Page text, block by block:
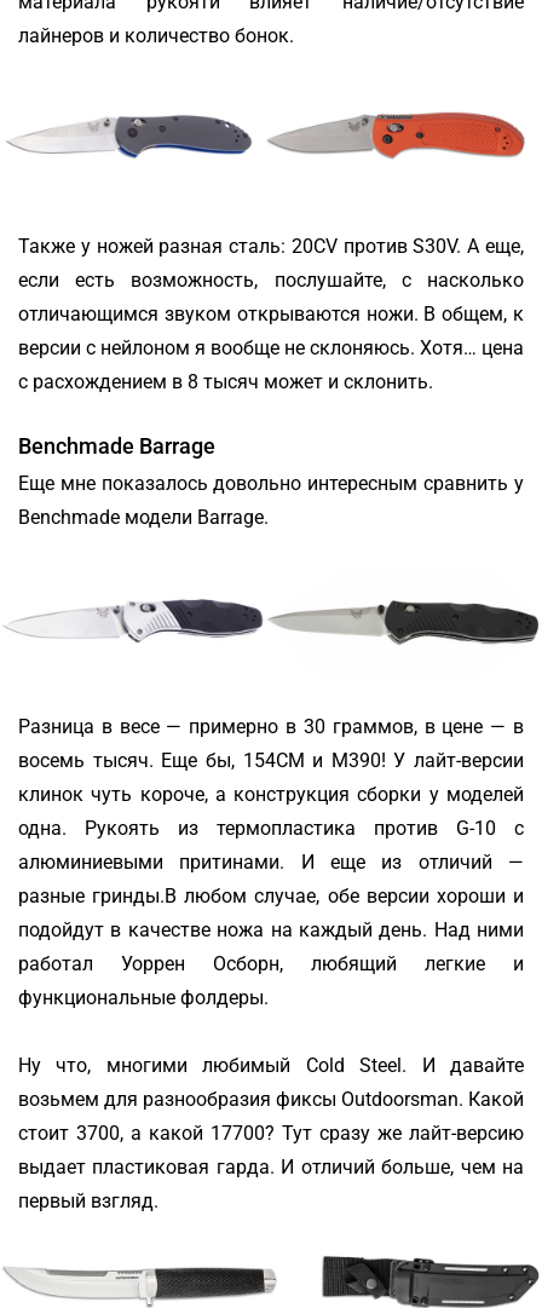
лайнеров и количество бонок.
Также у ножей разная сталь: 20CV против S30V. А еще,
если есть возможность, послушайте, с насколько
отличающимся звуком открываются ножи. В общем, к
версии с нейлоном я вообще не склоняюсь. Хотя… цена
с расхождением в 8 тысяч может и склонить.
Benchmade Barrage
Еще мне показалось довольно интересным сравнить у
Benchmade модели Barrage.
Разница в весе — примерно в 30 граммов, в цене — в
восемь тысяч. Еще бы, 154CM и M390! У лайт-версии
клинок чуть короче, а конструкция сборки у моделей
одна. Рукоять из термопластика против G-10 с
алюминиевыми притинами. И еще из отличий —
разные гринды.В любом случае, обе версии хороши и
подойдут в качестве ножа на каждый день. Над ними
работал Уоррен Осборн, любящий легкие и
функциональные фолдеры.
Ну что, многими любимый Cold Steel. И давайте
возьмем для разнообразия фиксы Outdoorsman. Какой
стоит 3700, а какой 17700? Тут сразу же лайт-версию
выдает пластиковая гарда. И отличий больше, чем на
первый взгляд.